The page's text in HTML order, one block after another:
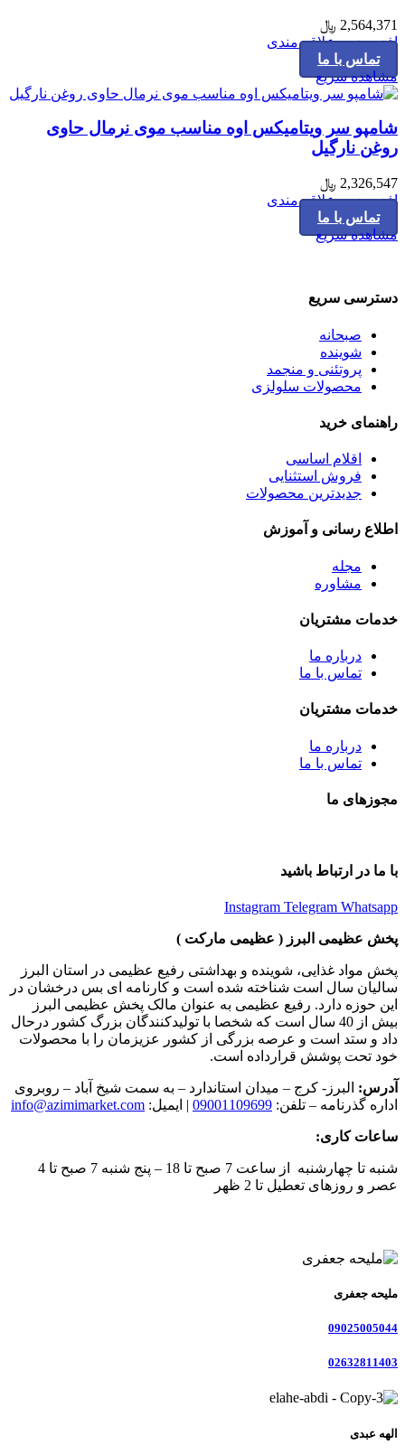
2,564,371 ﷼
افزودن به علاقه مندی
تماس با ما
مشاهده سریع
شامپو سر ویتامیکس اوه مناسب موی نرمال حاوی
روغن نارگیل
2,326,547 ﷼
افزودن به علاقه مندی
تماس با ما
مشاهده سریع
دسترسی سریع
صبحانه
شوینده
پروتئنی و منجمد
محصولات سلولزی
راهنمای خرید
اقلام اساسی
فروش استثنایی
جدیدترین محصولات
اطلاع رسانی و آموزش
مجله
مشاوره
خدمات مشتریان
درباره ما
تماس با ما
خدمات مشتریان
درباره ما
تماس با ما
مجوزهای ما
با ما در ارتباط باشید
Instagram Telegram Whatsapp
پخش عظیمی البرز ( عظیمی مارکت )
پخش مواد غذایی، شوینده و بهداشتی رفیع عظیمی در استان البرز
سالیان سال است شناخته شده است و کارنامه ای بس درخشان در
این حوزه دارد. رفیع عظیمی به عنوان مالک پخش عظیمی البرز
بیش از 40 سال است که شخصا با تولیدکنندگان بزرگ کشور درحال
داد و ستد است و عرصه بزرگی از کشور عزیزمان را با محصولات
خود تحت پوشش قرارداده است.
آدرس: البرز- کرج – میدان استاندارد – به سمت شیخ آباد – روبروی
اداره گذرنامه – تلفن: 09001109699 | ایمیل: info@azimimarket.com
ساعات کاری:
شنبه تا چهارشنبه از ساعت 7 صبح تا 18 – پنج شنبه 7 صبح تا 4
عصر و روزهای تعطیل تا 2 ظهر
ملیحه جعفری
09025005044
02632811403
الهه عبدی